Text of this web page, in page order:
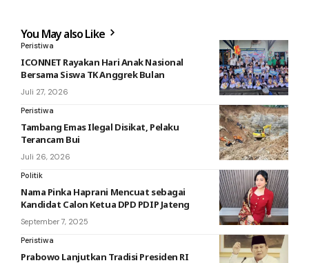
You May also Like
Peristiwa
ICONNET Rayakan Hari Anak Nasional
Bersama Siswa TK Anggrek Bulan
Juli 27, 2026
Peristiwa
Tambang Emas Ilegal Disikat, Pelaku
Terancam Bui
Juli 26, 2026
Politik
Nama Pinka Haprani Mencuat sebagai
Kandidat Calon Ketua DPD PDIP Jateng
September 7, 2025
Peristiwa
Prabowo Lanjutkan Tradisi Presiden RI